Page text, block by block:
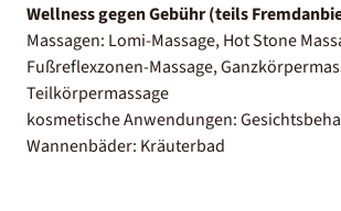
Wellness gegen Gebühr (teils
Massagen: Lomi-Massage, Hot Stone
Fußreflexzonen-Massage,
Teilkörpermassage
kosmetische Anwendungen:
Wannenbäder: Kräuterbad